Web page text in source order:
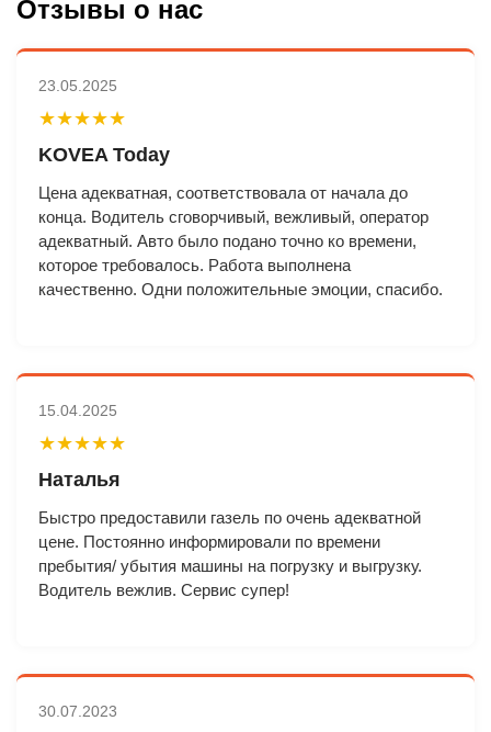
Отзывы о нас
23.05.2025
★★★★★
KOVEA Today
Цена адекватная, соответствовала от начала до
конца. Водитель сговорчивый, вежливый, оператор
адекватный. Авто было подано точно ко времени,
которое требовалось. Работа выполнена
качественно. Одни положительные эмоции, спасибо.
15.04.2025
★★★★★
Наталья
Быстро предоставили газель по очень адекватной
цене. Постоянно информировали по времени
пребытия/ убытия машины на погрузку и выгрузку.
Водитель вежлив. Сервис супер!
30.07.2023